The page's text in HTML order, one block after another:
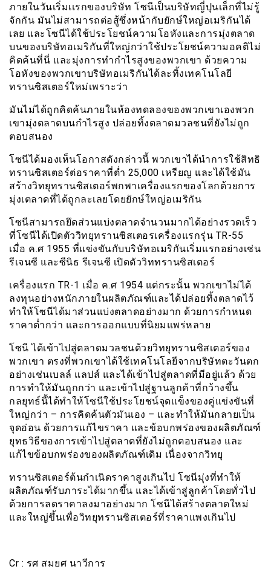
ภายในวันเริ่มเเรกของบริษัท โซนีเป็นบริษัทญี่ปุนเล็กที่ไม่รู้
จักกัน มันไม่สามารถต่อสู้ซึ่งหน้ากับยักษ์ใหญ่อเมริกันได้
เลย และโซนีได้ใช้ประโยชน์ความโอหังและการมุ่งตลาด
บนของบริษัทอเมริกันที่ใหญ่กว่าใช้ประโยชน์ความอคติไม่
คิดค้นที่นี่ เเละมุ่งการทำกำไรสูงของพวกเขา ด้วยความ
โอหังของพวกเขาบริษัทอเมริกันได้ละทิ้งเทคโนโลยี
ทรานซิสเตอร์ใหม่เพราะว่า
มันไม่ได้ถูกคิดค้นภายในห้องทดลองของพวกเขาเองพวก
เขามุ่งตลาดบนกำไรสูง ปล่อยทิ้งตลาดมวลชนที่ยังไม่ถูก
ตอบสนอง
โซนีได้มองเห็นโอกาสดังกล่าวนี้ พวกเขาได้นำการใช้สิทธิ
ทรานซิสเตอร์ต่อราคาที่ต่ำ 25,000 เหรียญ และได้ใช้มัน
สร้างวิทยุทรานซิสเตอร์พกพาเครื่องแรกของโลกด้วยการ
มุ่งเตลาดที่ได้ถูกละเลยโดยยักษ์ใหญ่อเมริกัน
โซนีสามารถยึดส่วนแบ่งตลาดจำนวนมากได้อย่างรวดเร็ว
ที่โซนีได้เปิดตัววิทยุทรานซิสเตอรเครื่องแรกรุ่น TR-55
เมื่อ ค.ศ 1955 ที่แข่งขันกับบริษัทอเมริกันเริ่มแรกอย่างเช่น
รีเจนซี และซีนิธ รีเจนซี เปิดตัววิททรานซิสเตอร์
เครื่องแรก TR-1 เมื่อ ค.ศ 1954 แต่กระนั้น พวกเขาไม่ได้
ลงทุนอย่างหนักภายในผลิตภัณฑ์และได้ปล่อยทิ้งตลาดไว้
ทำให้โซนีได้มาส่วนแบ่งตลาดอย่างมาก ด้วยการกำหนด
ราคาต่ำกว่า และการออกแบบที่นิยมแพร่หลาย
โซนี ได้เข้าไปสู่ตลาดมวลชนด้วยวิทยุทรานซิสเตอร์ของ
พวกเขา ตรงที่พวกเขาได้ใช้เทคโนโลยีจากบริษัทตะวันตก
อย่างเช่นเบลล์ แลปส์ และได้เข้าไปสู่ตลาดที่มีอยู่แล้ว ด้วย
การทำให้มันถูกกว่า และเข้าไปสู่ฐานลูกค้าที่กว้างขึ้น
กลยุทธ์นี้ได้ทำให้โซนีใช้ประโยชน์จุดเเข็งของคู่แข่งขันที่
ใหญ่กว่า – การคิดค้นตัวมันเอง – และทำให้มันกลายเป็น
จุดอ่อน ด้วยการแก้ไขราคา และข้อบกพร่องของผลิตภัณฑ์
ยุทธวิธีของการเข้าไปสู่ตลาดที่ยังไม่ถูกตอบสนอง และ
แก้ไขข้อบกพร่องของผลิตภัณฑ์เดิม เนื่องจากวิทยุ
ทรานซิสเตอร์ต้นกำเนิดราคาสูงเกินไป โซนีมุ่งที่ทำให้
ผลิตภัณฑ์รับภาระได้มากขึ้น และได้เข้าสู่ลูกค้าโดยทั่วไป
ด้วยการลดราคาลงมาอย่างมาก โซนีได้สร้างตลาดใหม่
และใหญ่ขึ้นเพื่อวิทยุทรานซิสเตอร์ที่ราคาแพงเกินไป
Cr : รศ สมยศ นาวีการ